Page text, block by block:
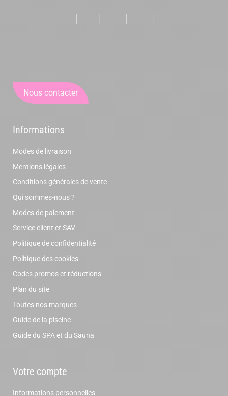
Nous contacter
Informations
Modes de livraison
Mentions légales
Conditions générales de vente
Qui sommes-nous ?
Modes de paiement
Service client et SAV
Politique de confidentialité
Politique des cookies
Codes promos et réductions
Plan du site
Toutes nos marques
Guide de la piscine
Guide du SPA et du Sauna
Votre compte
Informations personnelles